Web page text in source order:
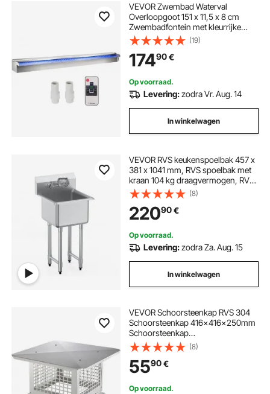
VEVOR Zwembad Waterval
Overloopgoot 151 x 11,5 x 8 cm
Zwembadfontein met kleurrijke
LED-strip Slangaansluiting
Afstandsbediening
Corrosiebestendig voor Vijver Tuin
Buiten
(19)
17490€
Op voorraad.
Levering:zodra Vr. Aug. 14
In winkelwagen
VEVOR RVS keukenspoelbak 457 x
381 x 1041 mm, RVS spoelbak met
kraan 104 kg draagvermogen, RVS
spoelbak Keukenspoelbak
Vrijstaande spoelbak
(8)
22090€
Op voorraad.
Levering:zodra Za. Aug. 15
In winkelwagen
VEVOR Schoorsteenkap RVS 304
Schoorsteenkap 416x416x250mm
Schoorsteenkap
Vogelbescherming Regenkap
Schoorsteenkap 2
Installatiemethode Schoorsteenkap
Compatibel met verschillende
soorten schoorstenen
(8)
5590€
Op voorraad.